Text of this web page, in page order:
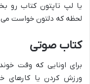
یا لپ تاپتون کتاب رو
لحظه که دلتون خواست می
کتاب صوتی
برای اونایی که وقت
ورزش کردن یا کارهای